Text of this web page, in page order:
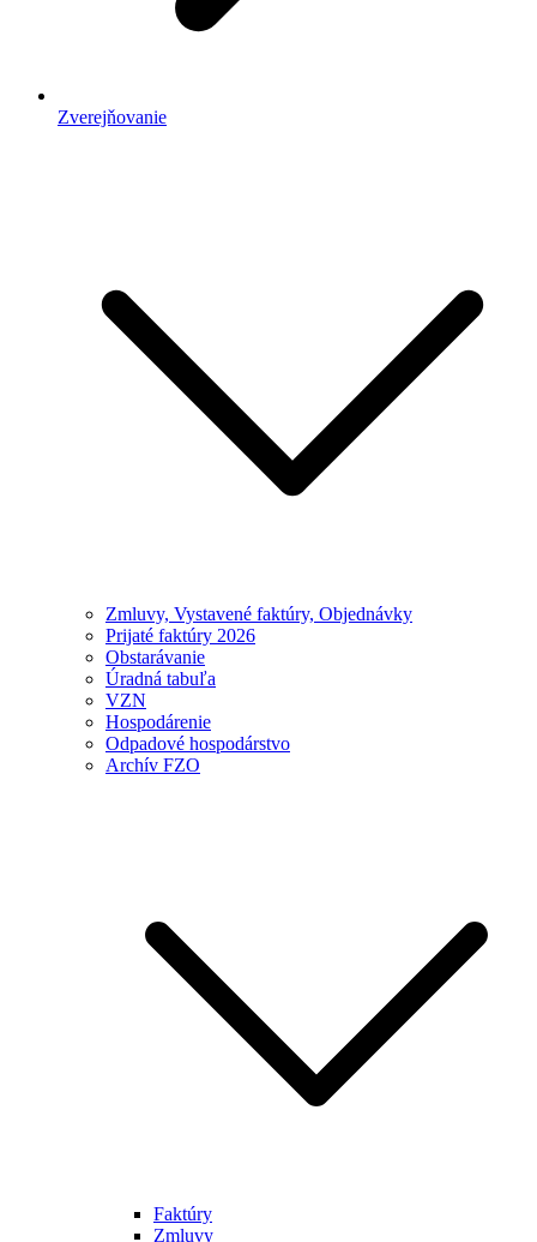
Zverejňovanie
Zmluvy, Vystavené faktúry, Objednávky
Prijaté faktúry 2026
Obstarávanie
Úradná tabuľa
VZN
Hospodárenie
Odpadové hospodárstvo
Archív FZO
Faktúry
Zmluvy